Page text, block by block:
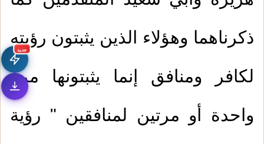
جديد
ذكرناهما وهؤلاء الذين يثبتون رؤيته
لكافر ومنافق إنما يثبتونها مرة
واحدة أو مرتين لمنافقين " رؤية
من صور التعصب بغير الحق
الدعاء بطول البقاء
3. عجائب معاملة الإنسان لربه وخالقه
4. السعيد من وعظ بغيره